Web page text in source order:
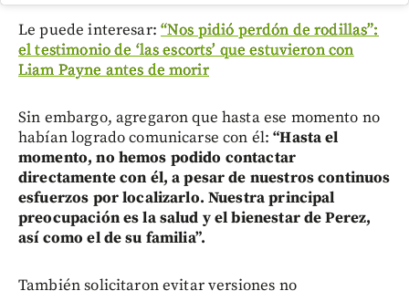
Le puede interesar: “Nos pidió perdón de rodillas”:
el testimonio de ‘las escorts’ que estuvieron con
Liam Payne antes de morir
Sin embargo, agregaron que hasta ese momento no
habían logrado comunicarse con él:“Hasta el
momento, no hemos podido contactar
directamente con él, a pesar de nuestros continuos
esfuerzos por localizarlo. Nuestra principal
preocupación es la salud y el bienestar de Perez,
así como el de su familia”.
También solicitaron evitar versiones no